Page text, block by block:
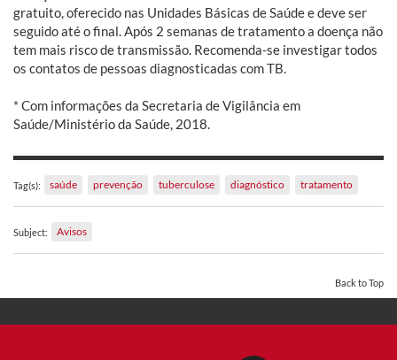
gratuito, oferecido nas Unidades Básicas de Saúde e deve ser
seguido até o final. Após 2 semanas de tratamento a doença não
tem mais risco de transmissão. Recomenda-se investigar todos
os contatos de pessoas diagnosticadas com TB.
* Com informações da Secretaria de Vigilância em
Saúde/Ministério da Saúde, 2018.
Tag(s): saúde prevenção tuberculose diagnóstico tratamento
Subject: Avisos
Back to Top